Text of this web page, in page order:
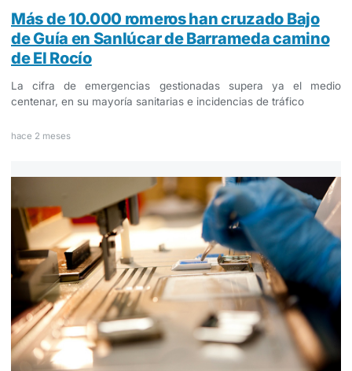
Más de 10.000 romeros han cruzado Bajo
de Guía en Sanlúcar de Barrameda camino
de El Rocío
La cifra de emergencias gestionadas supera ya el medio
centenar, en su mayoría sanitarias e incidencias de tráfico
hace 2 meses